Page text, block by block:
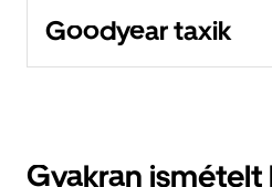
Goodyear taxik
Gyakran ismételt